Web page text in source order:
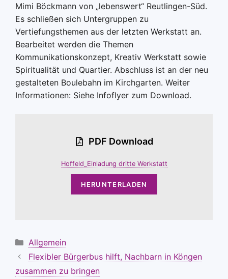
Mimi Böckmann von „lebenswert“ Reutlingen-Süd.
Es schließen sich Untergruppen zu
Vertiefungsthemen aus der letzten Werkstatt an.
Bearbeitet werden die Themen
Kommunikationskonzept, Kreativ Werkstatt sowie
Spiritualität und Quartier. Abschluss ist an der neu
gestalteten Boulebahn im Kirchgarten. Weiter
Informationen: Siehe Infoflyer zum Download.
PDF Download
Hoffeld_Einladung dritte Werkstatt
HERUNTERLADEN
Kategorien
Allgemein
Flexibler Bürgerbus hilft, Nachbarn in Köngen
zusammen zu bringen